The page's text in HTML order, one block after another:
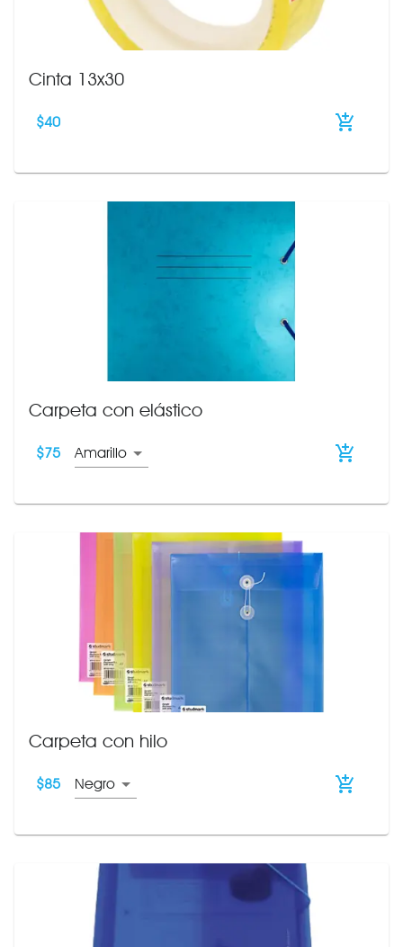
Cinta 13x30
$40
Carpeta con elástico
$75 Amarillo
Carpeta con hilo
$85 Negro